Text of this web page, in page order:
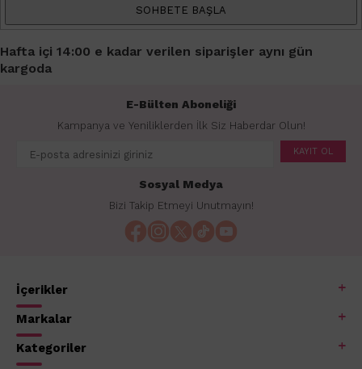
SOHBETE BAŞLA
Hafta içi 14:00 e kadar verilen siparişler aynı gün
kargoda
E-Bülten Aboneliği
Kampanya ve Yeniliklerden İlk Siz Haberdar Olun!
KAYIT OL
Sosyal Medya
Bizi Takip Etmeyi Unutmayın!
İçerikler
Markalar
Kategoriler